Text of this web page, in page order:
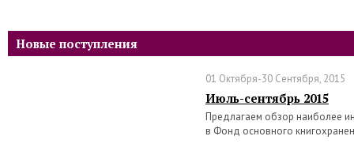
Новые поступления
01 Октября-30 Сентября, 2015
Июль-сентябрь 2015
Предлагаем обзор наиболее
в Фонд основного